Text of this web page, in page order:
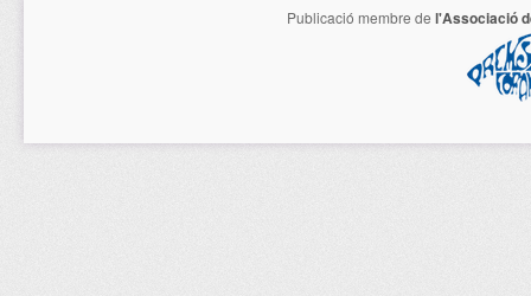
Publicació membre de l'Associació